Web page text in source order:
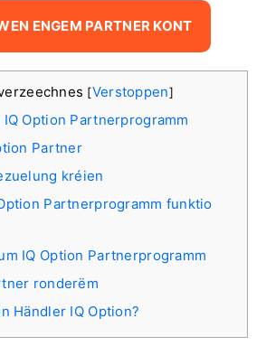
ENGEM PARTNER KONT
[Verstoppen]
IQ Option Partnerprogramm
Partner
kréien
Partnerprogramm funktio
IQ Option Partnerprogramm
ronderëm
Händler IQ Option?